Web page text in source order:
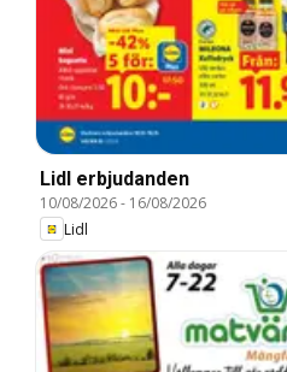
Lidl erbjudanden
10/08/2026- 16/08/2026
Lidl